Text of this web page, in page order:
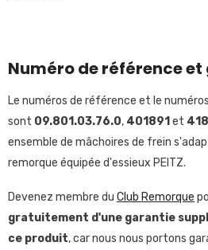
Numéro de référence
Le numéros de référence et le
sont 09.801.03.76.0, 401891 et
ensemble de mâchoires de frein
remorque équipée d'essieux PEITZ.
Devenez membre du Club Remorque
gratuitement d'une garantie
ce produit, car nous nous portons